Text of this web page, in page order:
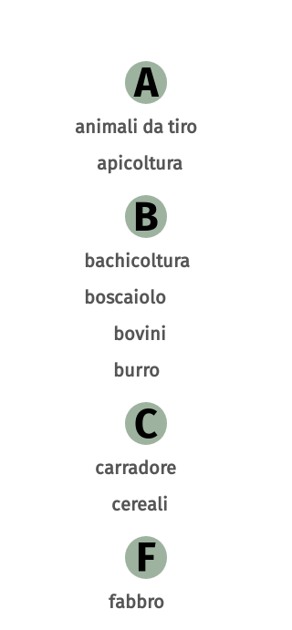
A
animali da tiro
apicoltura
B
bachicoltura
boscaiolo
bovini
burro
C
carradore
cereali
F
fabbro